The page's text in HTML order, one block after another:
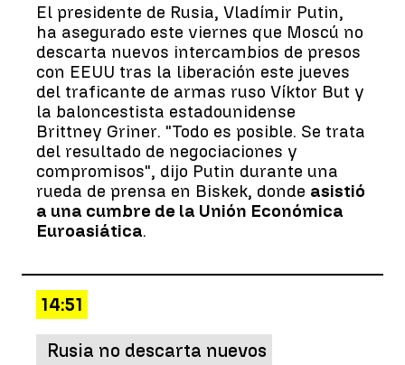
El presidente de Rusia, Vladímir Putin,
ha asegurado este viernes que Moscú no
descarta nuevos intercambios de presos
con EEUU tras la liberación este jueves
del traficante de armas ruso Víktor But y
la baloncestista estadounidense
Brittney Griner. "Todo es posible. Se trata
del resultado de negociaciones y
compromisos", dijo Putin durante una
rueda de prensa en Biskek, donde asistió
a una cumbre de la Unión Económica
Euroasiática.
14:51
Rusia no descarta nuevos